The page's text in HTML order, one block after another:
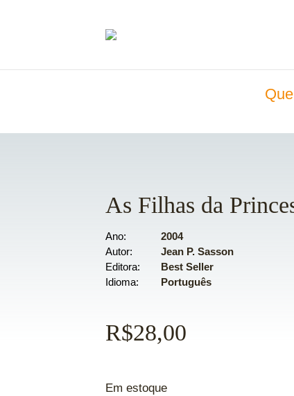
As Filhas da
Ano
2004
Autor
Jean P. Sasson
Editora
Best Seller
Idioma
Português
R$28,00
Em estoque